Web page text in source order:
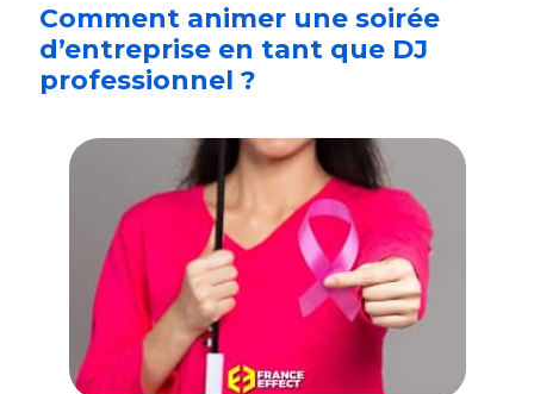
Comment animer une soirée
d’entreprise en tant que DJ
professionnel ?